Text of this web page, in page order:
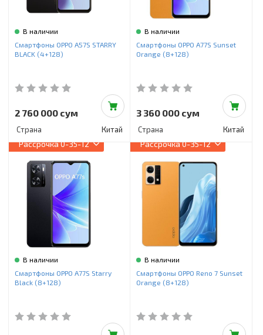
В наличии
Смартфоны OPPO A57S STARRY
BLACK (4+128)
2 760 000 сум
Страна Китай
В наличии
Смартфоны OPPO A77S Sunset
Orange (8+128)
3 360 000 сум
Страна Китай
Рассрочка0-35-12
В наличии
Смартфоны OPPO A77S Starry
Black (8+128)
Рассрочка0-35-12
В наличии
Смартфоны OPPO Reno 7 Sunset
Orange (8+128)